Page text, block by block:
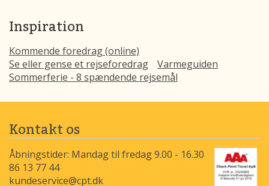
Inspiration
Kommende foredrag (online)
Se eller gense et rejseforedrag
Varmeguiden
Sommerferie - 8 spændende rejsemål
Kontakt os
Åbningstider: Mandag til fredag 9.00 - 16.30
86 13 77 44
kundeservice@cpt.dk